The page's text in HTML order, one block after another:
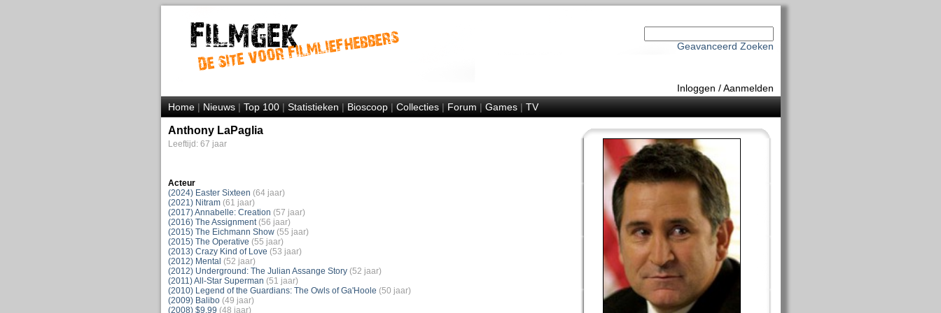
Geavanceerd Zoeken
Inloggen /Aanmelden
Home|Nieuws|Top 100|Statistieken|Bioscoop|Collecties|Forum|Games|TV
Anthony LaPaglia
Leeftijd: 67 jaar
Acteur
(2024) Easter Sixteen (64 jaar)
(2021) Nitram (61 jaar)
(2017) Annabelle: Creation (57 jaar)
(2016) The Assignment (56 jaar)
(2015) The Eichmann Show (55 jaar)
(2015) The Operative (55 jaar)
(2013) Crazy Kind of Love (53 jaar)
(2012) Mental (52 jaar)
(2012) Underground: The Julian Assange Story (52 jaar)
(2011) All-Star Superman (51 jaar)
(2010) Legend of the Guardians: The Owls of Ga'Hoole (50 jaar)
(2009) Balibo (49 jaar)
(2008) $9.99 (48 jaar)